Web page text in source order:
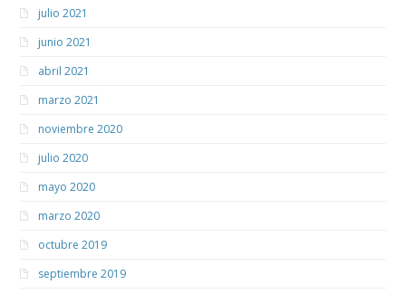
julio 2021
junio 2021
abril 2021
marzo 2021
noviembre 2020
julio 2020
mayo 2020
marzo 2020
octubre 2019
septiembre 2019